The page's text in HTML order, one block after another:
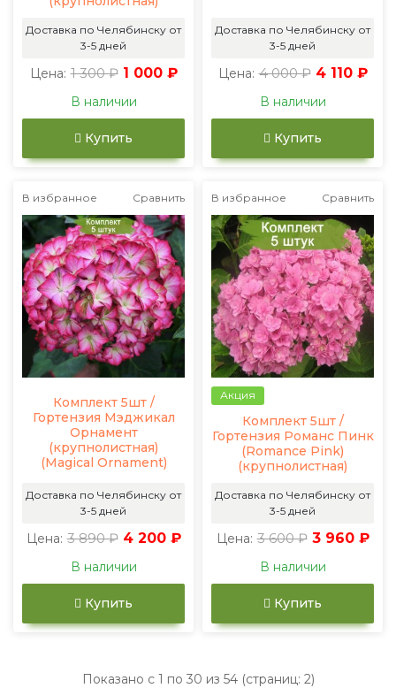
Доставка по Челябинску от
3-5 дней
Цена: 1 300 ₽ 1 000 ₽
В наличии
Купить
Доставка по Челябинску от
3-5 дней
Цена: 4 000 ₽ 4 110 ₽
В наличии
Купить
В избранное Сравнить
Комплект 5шт /
Гортензия Мэджикал
Орнамент
(крупнолистная)
(Magical Ornament)
Доставка по Челябинску от
3-5 дней
Цена: 3 890 ₽ 4 200 ₽
В наличии
Купить
В избранное Сравнить
Акция
Комплект 5шт /
Гортензия Романс Пинк
(Romance Pink)
(крупнолистная)
Доставка по Челябинску от
3-5 дней
Цена: 3 600 ₽ 3 960 ₽
В наличии
Купить
Показано с 1 по 30 из 54 (страниц: 2)